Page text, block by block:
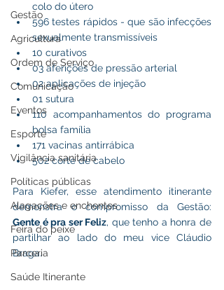
Gestão
Agricultura
Ordem de Serviço
Comunicação
Eventos
Esporte
Vigilância sanitária
Políticas públicas
Alagações e enchentes
Feira do peixe
Parceria
Saúde Itinerante
colo do útero
596 testes rápidos - que são infecções
sexualmente transmissíveis
10 curativos
03 aferições de pressão arterial
02 aplicações de injeção
01 sutura
110 acompanhamentos do programa
bolsa família
171 vacinas antirrábica
502 corte de cabelo
Para Kiefer, esse atendimento itinerante
Gente é pra ser Feliz, que tenho a honra de
partilhar ao lado do meu vice Cláudio
Braga.